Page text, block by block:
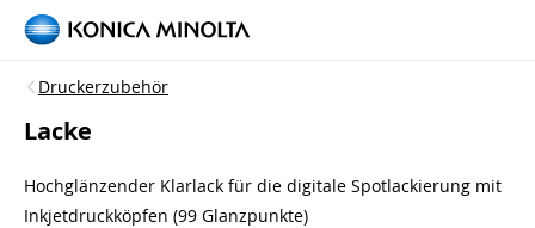
Druckerzubehör
Lacke
Hochglänzender Klarlack für die digitale Spotlackierung mit
Inkjetdruckköpfen (99 Glanzpunkte)